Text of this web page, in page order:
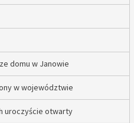
domu w Janowie
w województwie
uroczyście otwarty